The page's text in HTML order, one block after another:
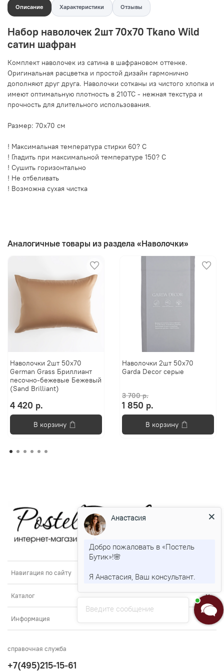
Описание Характеристики Отзывы
Набор наволочек 2шт 70х70 Tkano Wild
сатин шафран
Комплект наволочек из сатина в шафрановом оттенке.
Оригинальная расцветка и простой дизайн гармонично
дополняют друг друга. Наволочки сотканы из чистого хлопка и
имеют оптимальную плотность в 210ТС - нежная текстура и
прочность для длительного использования.
Размер: 70х70 см
! Максимальная температура стирки 60? C
! Гладить при максимальной температуре 150? C
! Сушить горизонтально
! Не отбеливать
! Возможна сухая чистка
Аналогичные товары из раздела «Наволочки»
Наволочки 2шт 50x70
German Grass Бриллиант
песочно-бежевые Бежевый
(Sand Brilliant)
4 420 р.
В корзину
Наволочки 2шт 50x70
Garda Decor серые
3 700 р.
1 850 р.
В корзину
Навигация по сайту
Каталог
Информация
справочная служба
+7(495)215-15-61
Введите сообщение
Анастасия
Добро пожаловать в «Постель
Бутик»!🌸
Я Анастасия, Ваш консультант.